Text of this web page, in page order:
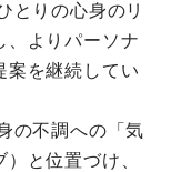
とりの心身のリ
、よりパーソナ
案を継続してい
の不調への「気
と位置づけ、